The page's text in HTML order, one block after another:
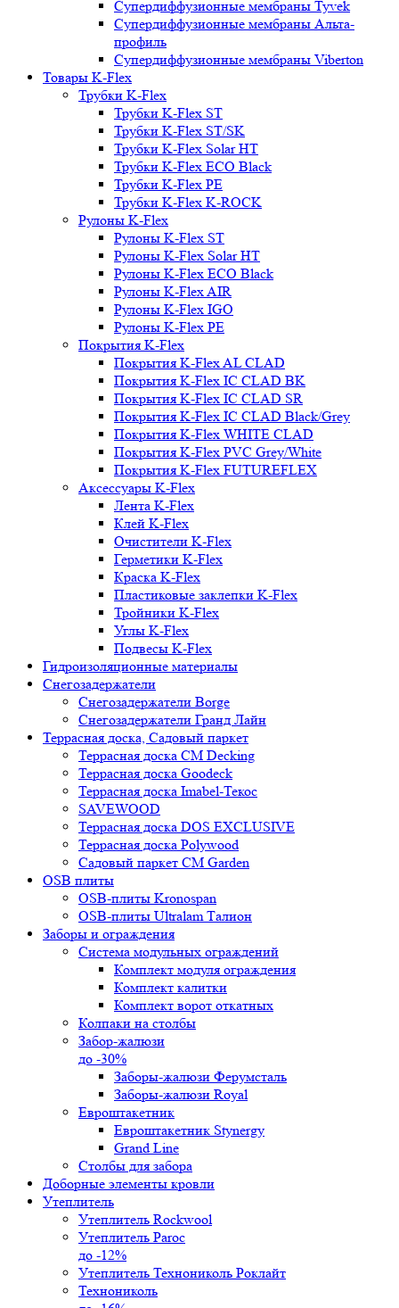
Супердиффузионные мембраны Tyvek
Супердиффузионные мембраны Альта-
профиль
Супердиффузионные мембраны Viberton
Товары K-Flex
Трубки K-Flex
Трубки K-Flex ST
Трубки K-Flex ST/SK
Трубки K-Flex Solar HT
Трубки K-Flex ECO Black
Трубки K-Flex PE
Трубки K-Flex K-ROCK
Рулоны K-Flex
Рулоны K-Flex ST
Рулоны K-Flex Solar HT
Рулоны K-Flex ECO Black
Рулоны K-Flex AIR
Рулоны K-Flex IGO
Рулоны K-Flex PE
Покрытия K-Flex
Покрытия K-Flex AL CLAD
Покрытия K-Flex IC CLAD BK
Покрытия K-Flex IC CLAD SR
Покрытия K-Flex IC CLAD Black/Grey
Покрытия K-Flex WHITE CLAD
Покрытия K-Flex PVC Grey/White
Покрытия K-Flex FUTUREFLEX
Аксессуары K-Flex
Лента K-Flex
Клей K-Flex
Очистители K-Flex
Герметики K-Flex
Краска K-Flex
Пластиковые заклепки K-Flex
Тройники K-Flex
Углы K-Flex
Подвесы K-Flex
Гидроизоляционные материалы
Снегозадержатели
Снегозадержатели Borge
Снегозадержатели Гранд Лайн
Террасная доска, Садовый паркет
Террасная доска CM Decking
Террасная доска Goodeck
Террасная доска Imabel-Текос
SAVEWOOD
Террасная доска DOS EXCLUSIVE
Террасная доска Polywood
Садовый паркет CM Garden
OSB плиты
OSB-плиты Kronospan
OSB-плиты Ultralam Талион
Заборы и ограждения
Система модульных ограждений
Комплект модуля ограждения
Комплект калитки
Комплект ворот откатных
Колпаки на столбы
Забор-жалюзи
до -30%
Заборы-жалюзи Ферумсталь
Заборы-жалюзи Royal
Евроштакетник
Евроштакетник Stynergy
Grand Line
Столбы для забора
Доборные элементы кровли
Утеплитель
Утеплитель Rockwool
Утеплитель Paroc
до -12%
Утеплитель Технониколь Роклайт
Технониколь